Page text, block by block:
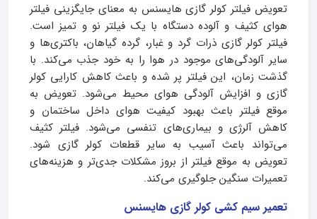
تعویض فیلتر کولر گازی هایسنس به معنای جایگزینی فیلتر
هوای کثیف و آلوده دستگاه با یک فیلتر نو و تمیز است.
فیلتر کولر گازی ذرات گرد و غبار، گرده گیاهان، باکتری‌ها و
سایر آلودگی‌های موجود در هوا را به خود جذب می‌کند. با
گذشت زمان، این فیلتر پر شده و باعث کاهش کارایی کولر
گازی و افزایش آلودگی هوای محیط می‌شود. تعویض به
موقع فیلتر باعث بهبود کیفیت هوای داخل ساختمان و
کاهش آلرژی و بیماری‌های تنفسی می‌شود. فیلتر کثیف
می‌تواند باعث آسیب به سایر قطعات کولر گازی شود.
تعویض به موقع فیلتر از بروز مشکلات جدی‌تر و هزینه‌های
تعمیرات سنگین جلوگیری می‌کند.
تعمیر سیم کشی کولر گازی هایسنس